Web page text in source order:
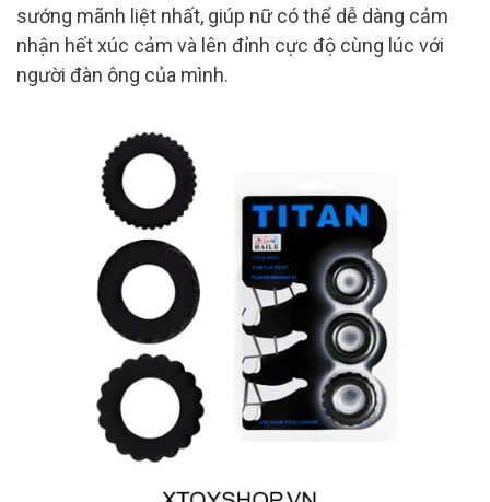
sướng mãnh liệt nhất, giúp nữ có thể dễ dàng cảm
nhận hết xúc cảm và lên đỉnh cực độ cùng lúc với
người đàn ông của mình.